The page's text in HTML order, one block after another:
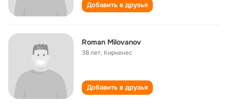
Добавить в друзья
Roman Milovanov
38 лет, Киркенес
Добавить в друзья